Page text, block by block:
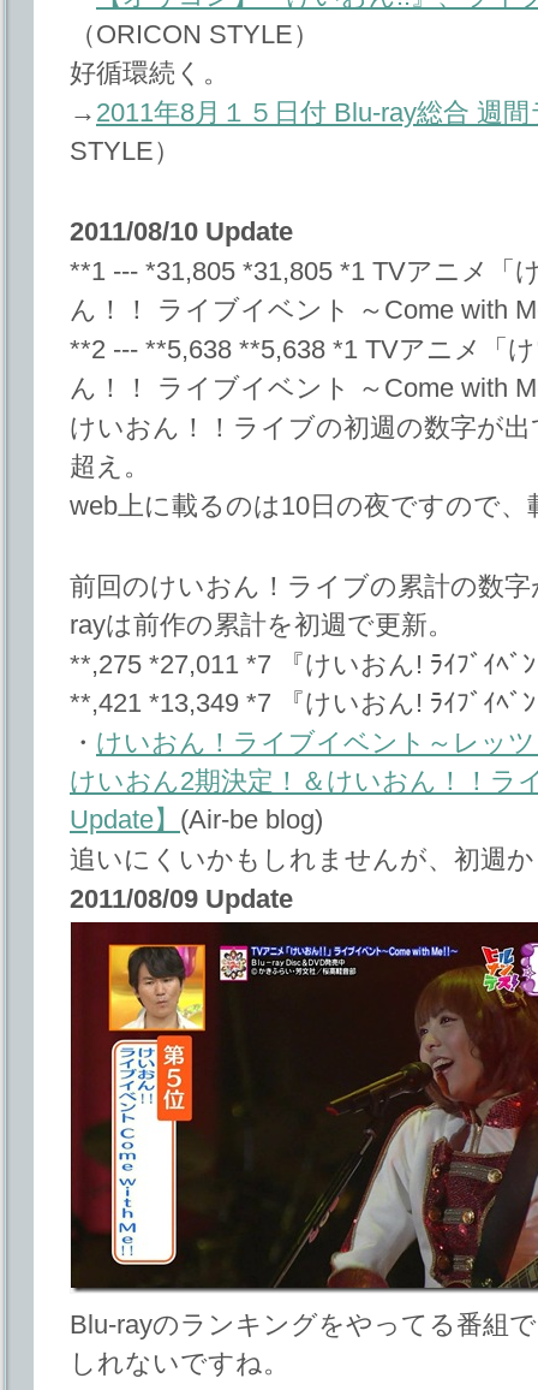
（ORICON STYLE）
好循環続く。
→ 2011年8月１５日付 Blu-ray総合 週
STYLE）
2011/08/10 Update
**1 --- *31,805 *31,805 *1 TVアニメ「
ん！！ ライブイベント ～Come with
**2 --- **5,638 **5,638 *1 TVアニメ「
ん！！ ライブイベント ～Come with
けいおん！！ライブの初週の数字が
超え。
web上に載るのは10日の夜ですので
前回のけいおん！ライブの累計の数
rayは前作の累計を初週で更新。
**,275 *27,011 *7 『けいおん! ﾗｲﾌﾞｲﾍﾞ
**,421 *13,349 *7 『けいおん! ﾗｲﾌﾞｲﾍﾞ
・ けいおん！ライブイベント～レッ
けいおん2期決定！＆けいおん！！ラ
Update】 (Air-be blog)
追いにくいかもしれませんが、初週
2011/08/09 Update
Blu-rayのランキングをやってる番組
しれないですね。